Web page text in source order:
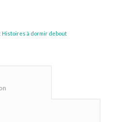
Histoires à dormir debout
						Description